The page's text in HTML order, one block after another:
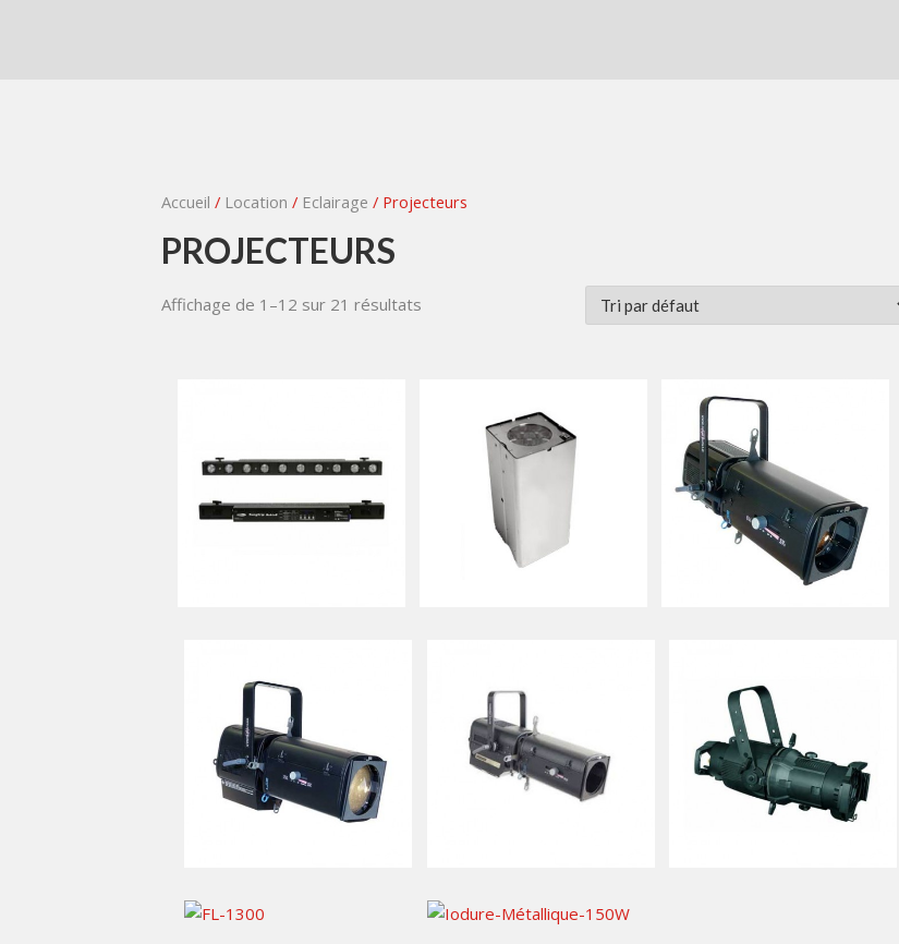
Accueil / Location / Eclairage / Projecteurs
PROJECTEURS
Affichage de 1–12 sur 21 résultats
40,00
15,00€ TTC / jour
20,00€ TTC / jour 15,00€ TTC / jour 15,00€ TTC / jour